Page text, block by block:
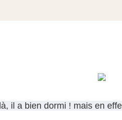
il a bien dormi ! mais en